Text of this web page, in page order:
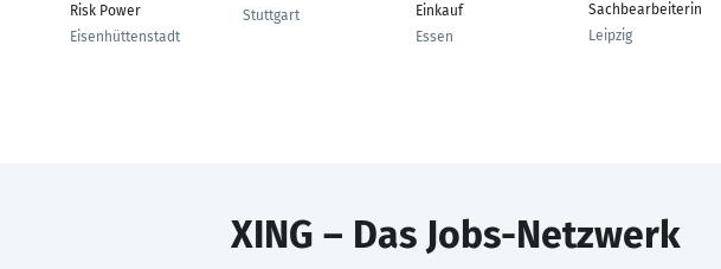
Risk Power
Eisenhüttenstadt
Stuttgart
Einkauf
Essen
Sachbearbeiterin
Leipzig
XING – Das Jobs-Netzwerk